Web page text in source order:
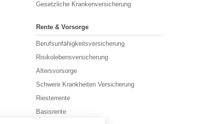
Gesetzliche Krankenversicherung
Rente & Vorsorge
Berufs­unfähigkeitsversicherung
Risikolebensversicherung
Altersvorsorge
Schwere Krankheiten Versicherung
Riesterrente
Basisrente
Einstellungen